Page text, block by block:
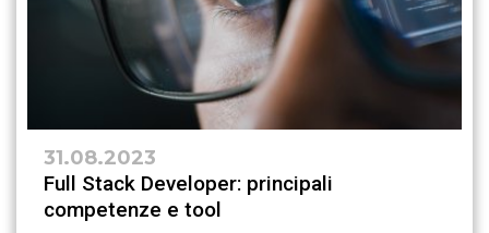
31.08.2023
Full Stack Developer: principali
competenze e tool